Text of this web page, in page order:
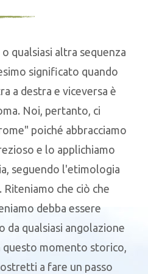
qualsiasi altra sequenza
significato quando
a destra e viceversa è
Noi, pertanto, ci
poiché abbracciamo
e lo applichiamo
seguendo l'etimologia
che ciò che
debba essere
da qualsiasi angolazione
questo momento storico,
a fare un passo